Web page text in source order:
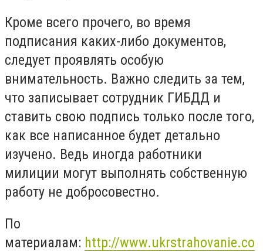
Кроме всего прочего, во время
подписания каких-либо документов,
следует проявлять особую
внимательность. Важно следить за тем,
что записывает сотрудник ГИБДД и
ставить свою подпись только после того,
как все написанное будет детально
изучено. Ведь иногда работники
милиции могут выполнять собственную
работу не добросовестно.
По
материалам: http://www.ukrstrahovanie.co